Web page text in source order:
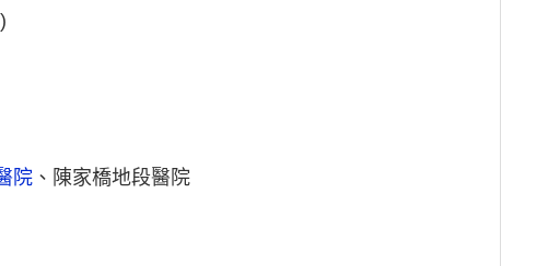
院 、陳家橋地段醫院